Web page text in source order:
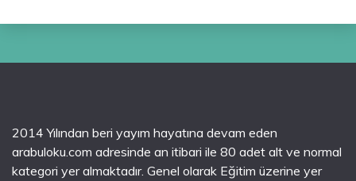
2014 Yılından beri yayım hayatına devam eden
arabuloku.com adresinde an itibari ile 80 adet alt ve normal
kategori yer almaktadır. Genel olarak Eğitim üzerine yer